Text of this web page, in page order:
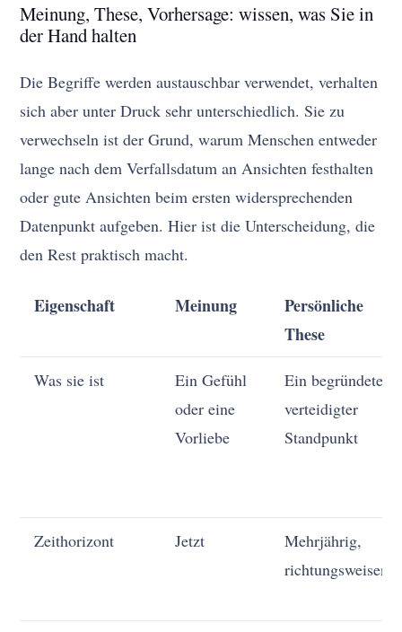
Meinung, These, Vorhersage: wissen, was Sie in
der Hand halten
Die Begriffe werden austauschbar verwendet, verhalten
sich aber unter Druck sehr unterschiedlich. Sie zu
verwechseln ist der Grund, warum Menschen entweder
lange nach dem Verfallsdatum an Ansichten festhalten
oder gute Ansichten beim ersten widersprechenden
Datenpunkt aufgeben. Hier ist die Unterscheidung, die
den Rest praktisch macht.
Eigenschaft Meinung
Persönliche
These
Was sie ist
Ein Gefühl
oder eine
Vorliebe
Ein begründeter,
verteidigter
Standpunkt
Zeithorizont Jetzt
Mehrjährig,
richtungsweisend